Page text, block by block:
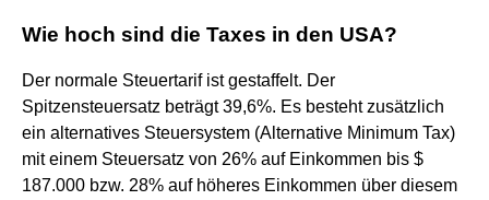
Wie hoch sind die Taxes in den USA?
Der normale Steuertarif ist gestaffelt. Der
Spitzensteuersatz beträgt 39,6%. Es besteht zusätzlich
ein alternatives Steuersystem (Alternative Minimum Tax)
mit einem Steuersatz von 26% auf Einkommen bis $
187.000 bzw. 28% auf höheres Einkommen über diesem